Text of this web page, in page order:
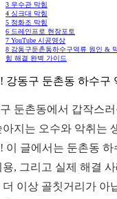
3 우수관 막힘
4 싱크대 막힘
5 정화조 막힘
6 드레인프로 현장포토
7 YouTube 시공영상
8 강동구둔촌동하수구역류 원인 &
힘 해결 완벽 가이드
강동구 둔촌동 하수구
둔촌동에서 갑작스
아지는 오수와 악취는
이 글에서는 둔촌동
용, 그리고 실제 해결
더 이상 골칫거리가 아